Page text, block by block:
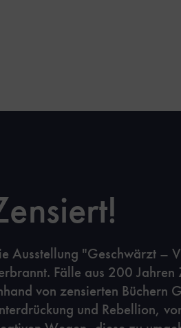
Ausstellung "Geschwärzt –
Fälle aus 200 Jahren
von zensierten Büchern
und Rebellion,